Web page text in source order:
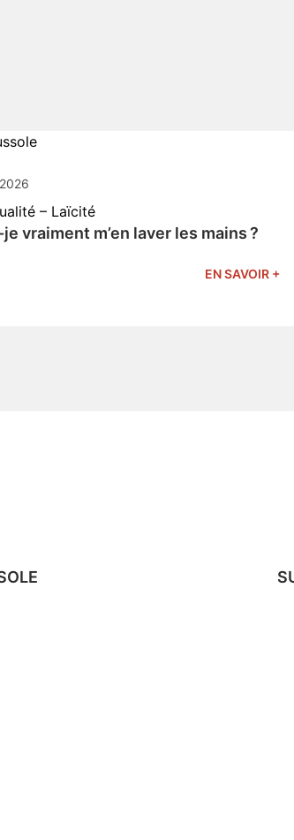
– Laïcité
vraiment m’en laver les mains ?
EN SAVOIR +